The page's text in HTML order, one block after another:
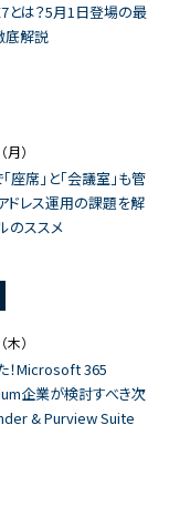
は？5月1日登場の最
底解説
）
席」と「会議室」も管
ドレス運用の課題を解
のススメ
）
！Microsoft 365
企業が検討すべき次
& Purview Suite